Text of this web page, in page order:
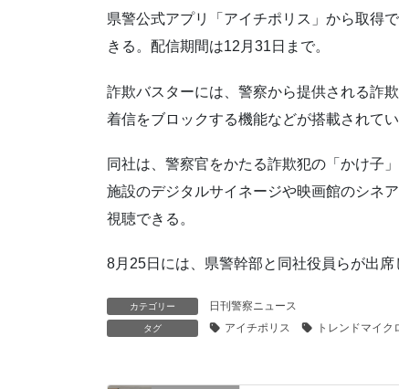
県警公式アプリ「アイチポリス」から取得
きる。配信期間は12月31日まで。
詐欺バスターには、警察から提供される詐
着信をブロックする機能などが搭載されてい
同社は、警察官をかたる詐欺犯の「かけ子
施設のデジタルサイネージや映画館のシネ
視聴できる。
8月25日には、県警幹部と同社役員らが出席
カテゴリー 日刊警察ニュース
タグ アイチポリス トレンドマイク